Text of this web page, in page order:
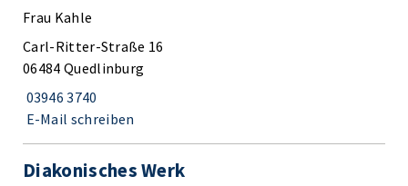
Frau Kahle
Carl-Ritter-Straße 16
06484 Quedlinburg
03946 3740
E-Mail schreiben
Diakonisches Werk